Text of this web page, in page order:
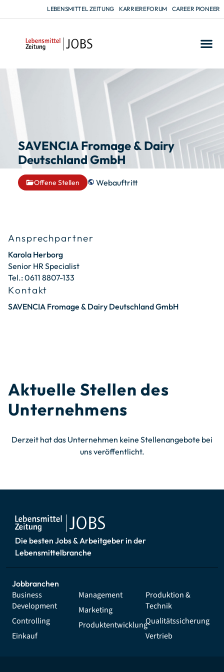
LEBENSMITTEL ZEITUNG KARRIEREFORUM CAREER PIONEER
SAVENCIA Fromage & Dairy
Deutschland GmbH
Offene Stellen Webauftritt
Ansprechpartner
Karola Herborg
Senior HR Specialist
Tel.: 0611 8807-133
Kontakt
SAVENCIA Fromage & Dairy Deutschland GmbH
Aktuelle Stellen des
Unternehmens
Derzeit hat das Unternehmen keine Stellenangebote bei
uns veröffentlicht.
Die besten Jobs & Arbeitgeber in der
Lebensmittelbranche
Jobbranchen
Business
Development
Controlling
Einkauf
Management
Marketing
Produktentwicklung
Produktion &
Technik
Qualitätssicherung
Vertrieb